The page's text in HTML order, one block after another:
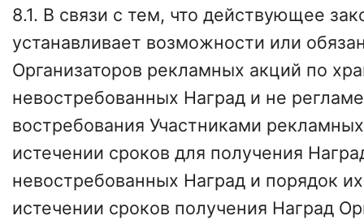
8.1. В связи с тем, что действующее
устанавливает возможности или
Организаторов рекламных акций по
невостребованных Наград и не
востребования Участниками
истечении сроков для получения
невостребованных Наград и порядок
истечении сроков получения Наград